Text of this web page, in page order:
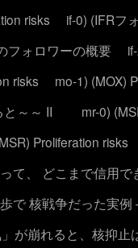
risks
if-0) (IFRフ
フォロワーの概要
risks
mo-1) (MOX)
と～～ II
mr-0)
Proliferation risks
て、 どこまで信用で
で 核戦争だった実例
が崩れると、核抑止